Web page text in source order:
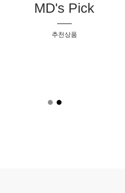
MD's Pick
추천상품